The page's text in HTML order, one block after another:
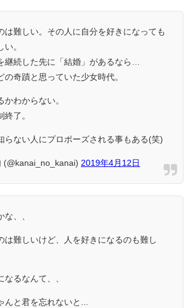
は難しい。その人に自分を好きになっても
い。
継続した先に「結婚」があるなら…
の奇蹟と思っていた少女時代。
かわからない。
終了。
らない人にプロポーズされる事もある(笑)
2019年4月12日
な、、
は難しいけど、人を好きになるのも難し
なるなんて、、
んと君を忘れないと...